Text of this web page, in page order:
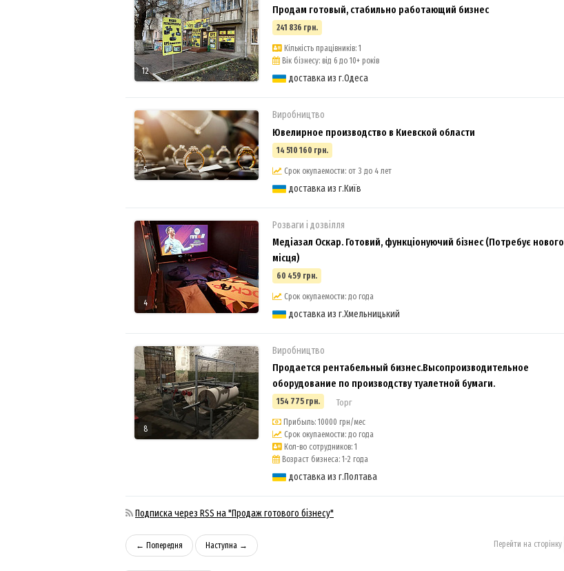
12
Продам готовый, стабильно работающий бизнес
241 836 грн.
Кількість працівників: 1
Вік бізнесу: від 6 до 10+ років
доставка из г.Одеса
5
Виробництво
Ювелирное производство в Киевской области
14 510 160 грн.
Срок окупаемости: от 3 до 4 лет
доставка из г.Київ
4
Розваги і дозвілля
Медіазал Оскар. Готовий, функціонуючий бізнес (Потребує нового
місця)
60 459 грн.
Срок окупаемости: до года
доставка из г.Хмельницький
8
Виробництво
Продается рентабельный бизнес.Высопроизводительное
оборудование по производству туалетной бумаги.
154 775 грн. Торг
Прибыль: 10000 грн/мес
Срок окупаемости: до года
Кол-во сотрудников: 1
Возраст бизнеса: 1-2 года
доставка из г.Полтава
Подписка через RSS на "Продаж готового бізнесу"
← Попередня Наступна → Перейти на сторінку